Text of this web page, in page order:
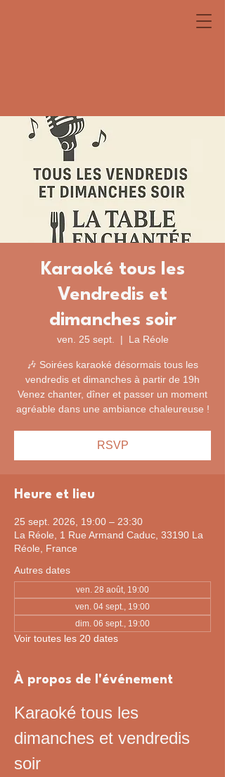
Karaoké tous les
Vendredis et
dimanches soir
ven. 25 sept.
  |
La Réole
🎶 Soirées karaoké désormais tous les
vendredis et dimanches à partir de 19h
Venez chanter, dîner et passer un moment
agréable dans une ambiance chaleureuse !
RSVP
Heure et lieu
25 sept. 2026, 19:00 – 23:30
La Réole, 1 Rue Armand Caduc, 33190 La
Réole, France
Autres dates
ven. 28 août, 19:00
ven. 04 sept., 19:00
dim. 06 sept., 19:00
Voir toutes les 20 dates
À propos de l'événement
Karaoké tous les
dimanches et vendredis
soir